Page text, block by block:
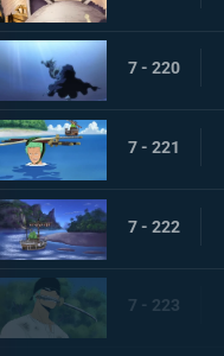
7 - 220
7 - 221
7 - 222
7 - 223